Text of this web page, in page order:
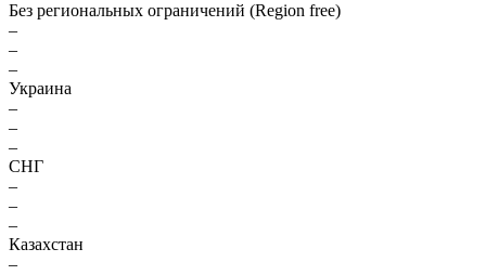
Без региональных ограничений (Region free)
–
–
–
Украина
–
–
–
СНГ
–
–
–
Казахстан
–